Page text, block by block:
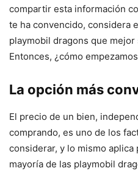
compartir esta información
te ha convencido, considera
playmobil dragons que
Entonces, ¿cómo
La opción más
El precio de un bien,
comprando, es uno de los
considerar, y lo mismo aplica
mayoría de las playmobil